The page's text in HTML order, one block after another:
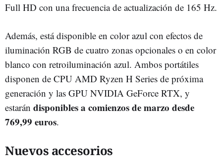
Full HD con una frecuencia de actualización de 165 Hz.
Además, está disponible en color azul con efectos de
iluminación RGB de cuatro zonas opcionales o en color
blanco con retroiluminación azul. Ambos portátiles
disponen de CPU AMD Ryzen H Series de próxima
generación y las GPU NVIDIA GeForce RTX, y
estarán disponibles a comienzos de marzo desde
769,99 euros.
Nuevos accesorios